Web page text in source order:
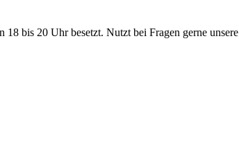
bis 20 Uhr besetzt. Nutzt bei Fragen gerne unsere